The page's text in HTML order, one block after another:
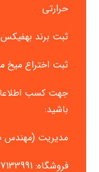
حرارتی
ثبت برند
ثبت اختراع
جهت کسب اطلاعات
باشید:
مدیریت (مهندس
فروشگاه: